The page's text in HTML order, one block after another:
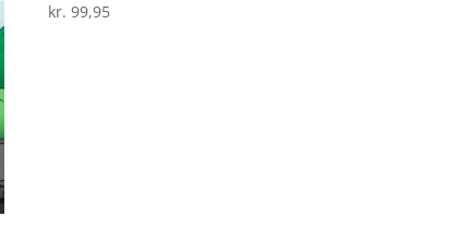
Vurderet
3.67
kr. 99,95